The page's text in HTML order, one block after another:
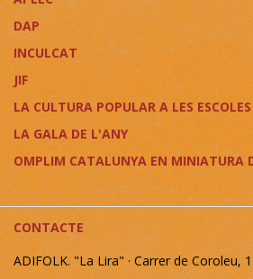
DAP
INCULCAT
JIF
LA CULTURA POPULAR A LES ESCOLES
LA GALA DE L'ANY
OMPLIM CATALUNYA EN MINIATURA
CONTACTE
ADIFOLK. "La Lira" · Carrer de Coroleu,